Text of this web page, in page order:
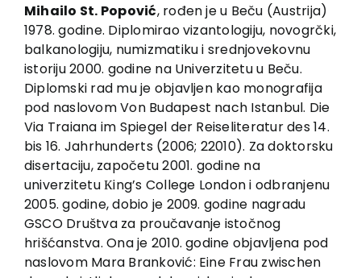
About us
Books
In preparation
Sale
Authors
News
EU PROJECTS
Contact
Mihailo St. Popović, rođen je u Beču (Austrija)
1978. godine. Diplomirao vizantologiju, novogrčki,
balkanologiju, numizmatiku i srednjovekovnu
istoriju 2000. godine na Univerzitetu u Beču.
Diplomski rad mu je objavljen kao monografija
pod naslovom Von Budapest nach Istanbul. Die
Via Traiana im Spiegel der Reiseliteratur des 14.
bis 16. Jahrhunderts (2006; 22010). Za doktorsku
disertaciju, započetu 2001. godine na
univerzitetu Кing’s College London i odbranjenu
2005. godine, dobio je 2009. godine nagradu
GSCO Društva za proučavanje istočnog
hrišćanstva. Ona je 2010. godine objavljena pod
naslovom Mara Branković: Eine Frau zwischen